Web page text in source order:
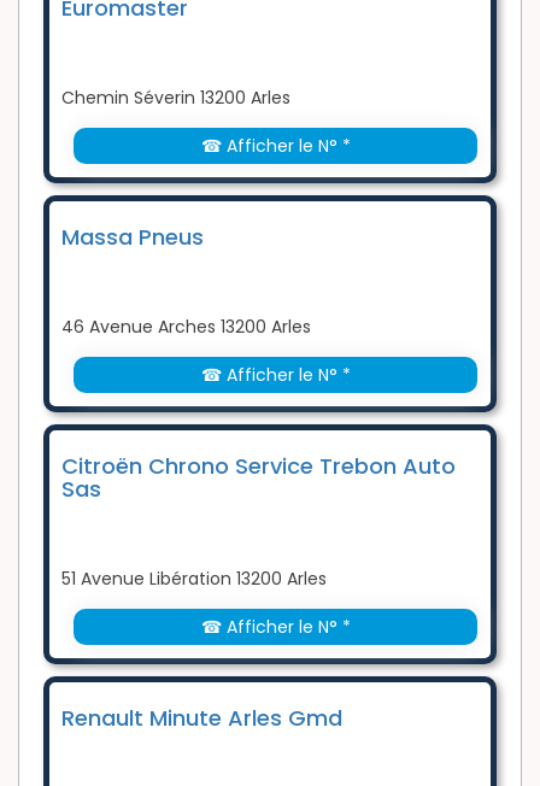
Euromaster
Chemin Séverin 13200 Arles
☎ Afficher le N° *
Massa Pneus
46 Avenue Arches 13200 Arles
☎ Afficher le N° *
Citroën Chrono Service Trebon Auto
Sas
51 Avenue Libération 13200 Arles
☎ Afficher le N° *
Renault Minute Arles Gmd